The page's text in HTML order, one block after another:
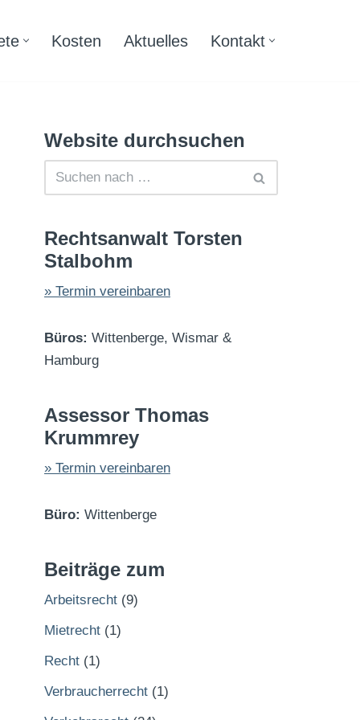
Kosten Aktuelles Kontakt
Website durchsuchen
Rechtsanwalt Torsten
Stalbohm
» Termin vereinbaren
Büros: Wittenberge, Wismar &
Hamburg
Assessor Thomas
Krummrey
» Termin vereinbaren
Büro: Wittenberge
Beiträge zum
Arbeitsrecht (9)
Mietrecht (1)
Recht (1)
Verbraucherrecht (1)